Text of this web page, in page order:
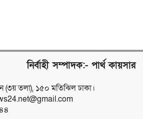
নির্বাহী সম্পাদক:- পার্থ কায়সার
(৩য় তলা), ১৫০ মতিঝিল ঢাকা।